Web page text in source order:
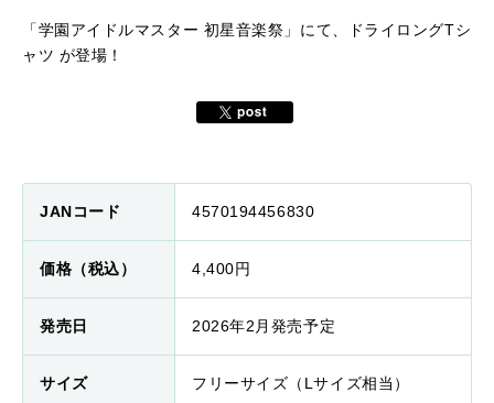
「学園アイドルマスター 初星音楽祭」にて、ドライロングTシ
ャツ が登場！
JANコード 4570194456830
価格（税込） 4,400円
発売日 2026年2月発売予定
サイズ フリーサイズ（Lサイズ相当）